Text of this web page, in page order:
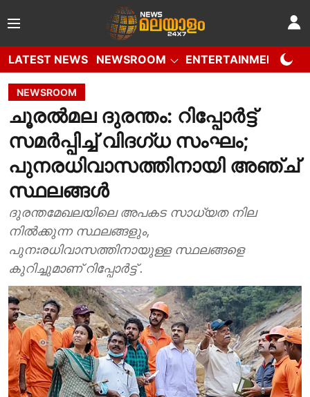
LATEST NEWS NEWSROOM ENTERTAINMENT
NEWSROOM
ചൂരൽമല ദുരന്തം: റിപ്പോർട്ട്
സമർപ്പിച്ച് വിദഗ്ധ സംഘം;
പുനരധിവാസത്തിനായി അഞ്ച്
സ്ഥലങ്ങള്‍
ദുരന്തമേഖലയിലെ അപകട സാധ്യത നില
നിൽക്കുന്ന സ്ഥലങ്ങളും,
പുനഃരധിവാസത്തിനായുള്ള സ്ഥലങ്ങളെ
കുറിച്ചുമാണ് റിപ്പോർട്ട്‌ .